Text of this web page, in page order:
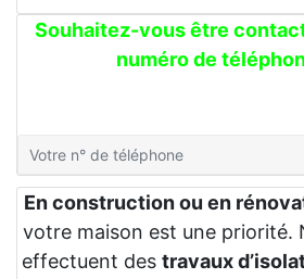
Souhaitez-vous être
numéro de
En construction ou en
votre maison est une priorité.
effectuent des travaux